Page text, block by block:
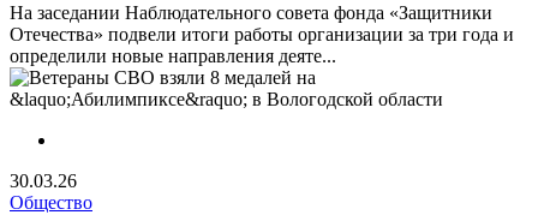
На заседании Наблюдательного совета фонда «Защитники
Отечества» подвели итоги работы организации за три года и
определили новые направления деяте...
30.03.26
Общество